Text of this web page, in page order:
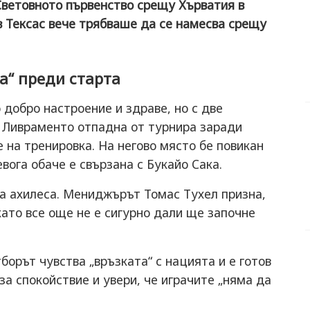
първенство срещу Хърватия в
вече трябваше да се намесва срещу
преди старта
настроение и здраве, но с две
отпадна от турнира заради
тренировка. На негово място бе повикан
обаче е свързана с Букайо Сака.
ахилеса. Мениджърът Томас Тухел призна,
все още не е сигурно дали ще започне
чувства „връзката“ с нацията и е готов
спокойствие и увери, че играчите „няма да